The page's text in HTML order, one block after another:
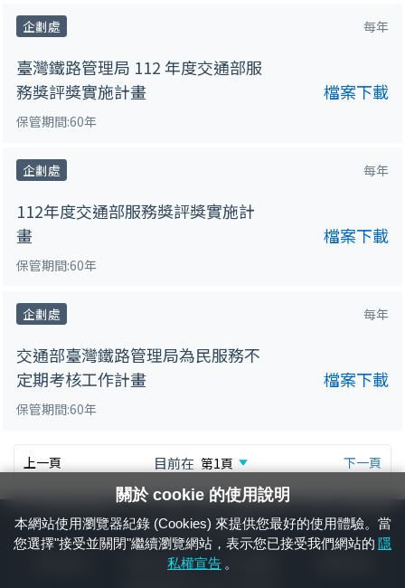
企劃處 每年
臺灣鐵路管理局 112 年度交通部服
務獎評獎實施計畫
保管期間:60年
檔案下載
企劃處 每年
112年度交通部服務獎評獎實施計
畫
保管期間:60年
檔案下載
企劃處 每年
交通部臺灣鐵路管理局為民服務不
定期考核工作計畫
保管期間:60年
檔案下載
上一頁 目前在 下一頁
24小時緊急通報電話：1933（市話、手機，僅限發現軌道、平交道、橋樑及隧
道等有障礙物之通報專用）
資通安全政策
關於 cookie 的使用說明
本網站使用瀏覽器紀錄 (Cookies) 來提供您最好的使用體驗。當
您選擇"接受並關閉"繼續瀏覽網站，表示您已接受我們網站的 隱
私權宣告 。